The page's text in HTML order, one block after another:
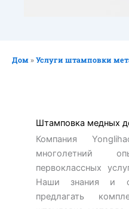
Дом »Услуги штамповки
Штамповка медных
Компания
многолетний
первоклассных
Наши знания и
предлагать